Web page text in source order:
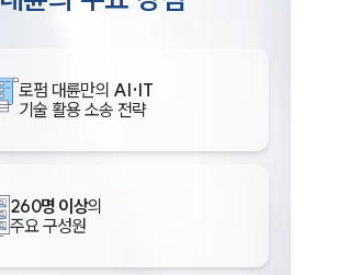
로펌 대륜만의 AI·IT
기술 활용 소송 전략
260명 이상의
주요 구성원